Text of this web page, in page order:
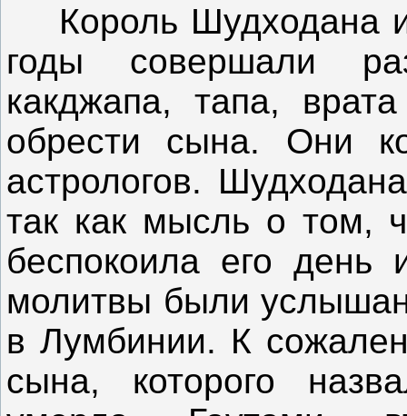
Король Шудходана и
годы совершали
какджапа, тапа,
обрести сына. Они
астрологов.
так как мысль о том,
беспокоила его
молитвы были
в Лумбинии. К
сына, которого